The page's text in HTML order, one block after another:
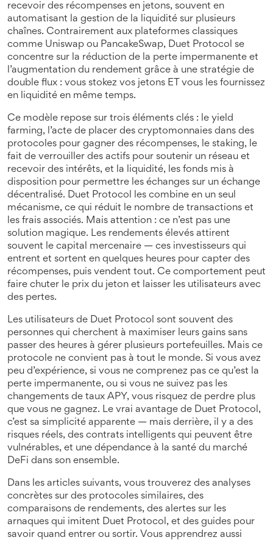
recevoir des récompenses en jetons, souvent en
automatisant la gestion de la liquidité sur plusieurs
chaînes. Contrairement aux plateformes classiques
comme Uniswap ou PancakeSwap, Duet Protocol se
concentre sur la réduction de la perte impermanente et
l’augmentation du rendement grâce à une stratégie de
double flux : vous stokez vos jetons ET vous les fournissez
en liquidité en même temps.
Ce modèle repose sur trois éléments clés : le yield
farming, l’acte de placer des cryptomonnaies dans des
protocoles pour gagner des récompenses, le staking, le
fait de verrouiller des actifs pour soutenir un réseau et
recevoir des intérêts, et la liquidité, les fonds mis à
disposition pour permettre les échanges sur un échange
décentralisé. Duet Protocol les combine en un seul
mécanisme, ce qui réduit le nombre de transactions et
les frais associés. Mais attention : ce n’est pas une
solution magique. Les rendements élevés attirent
souvent le capital mercenaire — ces investisseurs qui
entrent et sortent en quelques heures pour capter des
récompenses, puis vendent tout. Ce comportement peut
faire chuter le prix du jeton et laisser les utilisateurs avec
des pertes.
Les utilisateurs de Duet Protocol sont souvent des
personnes qui cherchent à maximiser leurs gains sans
passer des heures à gérer plusieurs portefeuilles. Mais ce
protocole ne convient pas à tout le monde. Si vous avez
peu d’expérience, si vous ne comprenez pas ce qu’est la
perte impermanente, ou si vous ne suivez pas les
changements de taux APY, vous risquez de perdre plus
que vous ne gagnez. Le vrai avantage de Duet Protocol,
c’est sa simplicité apparente — mais derrière, il y a des
risques réels, des contrats intelligents qui peuvent être
vulnérables, et une dépendance à la santé du marché
DeFi dans son ensemble.
Dans les articles suivants, vous trouverez des analyses
concrètes sur des protocoles similaires, des
comparaisons de rendements, des alertes sur les
arnaques qui imitent Duet Protocol, et des guides pour
savoir quand entrer ou sortir. Vous apprendrez aussi